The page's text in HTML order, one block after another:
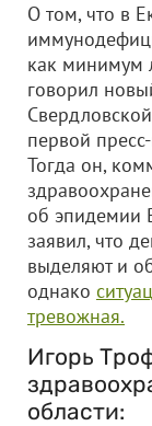
О том, что в
как минимум
говорил
первой
Тогда он,
об эпидемии
заявил, что
выделяют и
однако
тревожная.
Игорь
области: